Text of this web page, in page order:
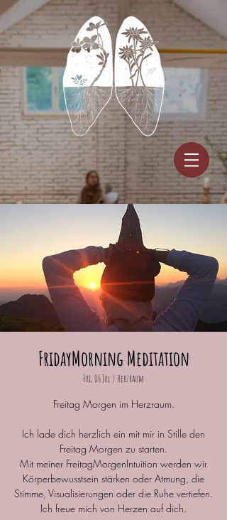
FridayMorning Meditation
Fri, 06 Jul
  |
Herzraum
Freitag Morgen im Herzraum.
Ich lade dich herzlich ein mit mir in Stille den
Freitag Morgen zu starten.
Mit meiner FreitagMorgenIntuition werden wir
Körperbewusstsein stärken oder Atmung, die
Stimme, Visualisierungen oder die Ruhe vertiefen.
Ich freue mich von Herzen auf dich.